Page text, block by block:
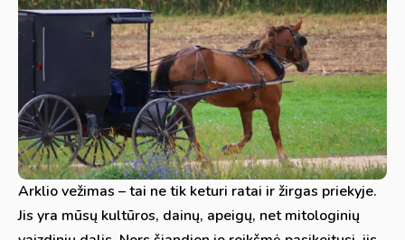
Arklio vežimas – tai ne tik keturi ratai ir žirgas priekyje.
Jis yra mūsų kultūros, dainų, apeigų, net mitologinių